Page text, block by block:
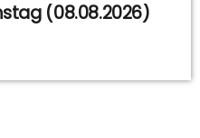
(08.08.2026)